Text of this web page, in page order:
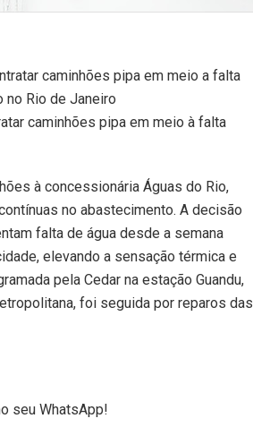
caminhões pipa em meio à falta
à concessionária Águas do Rio,
no abastecimento. A decisão
falta de água desde a semana
elevando a sensação térmica e
pela Cedar na estação Guandu,
foi seguida por reparos das
seu WhatsApp!